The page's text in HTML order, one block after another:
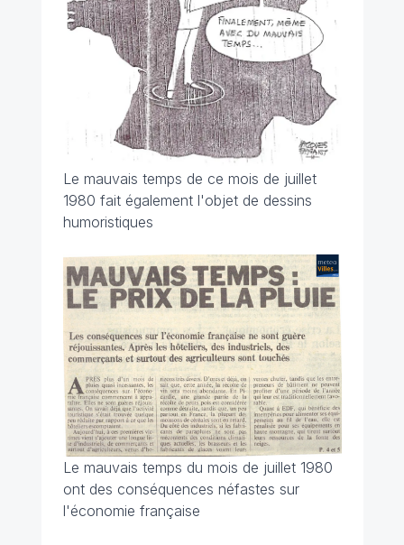
Le mauvais temps de ce mois de juillet
1980 fait également l'objet de dessins
humoristiques
Le mauvais temps du mois de juillet 1980
ont des conséquences néfastes sur
l'économie française